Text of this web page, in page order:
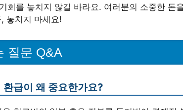
회를 놓치지 않길 바라요. 여러분의 소중한 돈
놓치지 마세요!
질문 Q&A
환급이 왜 중요한가요?